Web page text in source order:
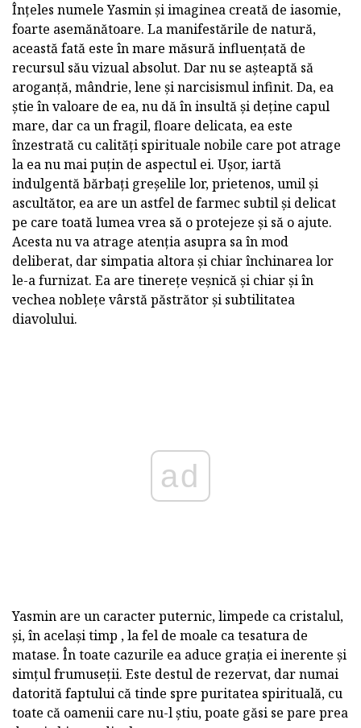
Înțeles numele Yasmin și imaginea creată de iasomie,
foarte asemănătoare. La manifestările de natură,
această fată este în mare măsură influențată de
recursul său vizual absolut. Dar nu se așteaptă să
aroganță, mândrie, lene și narcisismul infinit. Da, ea
știe în valoare de ea, nu dă în insultă și deține capul
mare, dar ca un fragil, floare delicata, ea este
înzestrată cu calități spirituale nobile care pot atrage
la ea nu mai puțin de aspectul ei. Ușor, iartă
indulgentă bărbați greșelile lor, prietenos, umil și
ascultător, ea are un astfel de farmec subtil și delicat
pe care toată lumea vrea să o protejeze și să o ajute.
Acesta nu va atrage atenția asupra sa în mod
deliberat, dar simpatia altora și chiar închinarea lor
le-a furnizat. Ea are tinerețe veșnică și chiar și în
vechea noblețe vârstă păstrător și subtilitatea
diavolului.
ad
Yasmin are un caracter puternic, limpede ca cristalul,
și, în același timp , la fel de moale ca tesatura de
matase. În toate cazurile ea aduce grația ei inerente și
simțul frumuseții. Este destul de rezervat, dar numai
datorită faptului că tinde spre puritatea spirituală, cu
toate că oamenii care nu-l știu, poate găsi se pare prea